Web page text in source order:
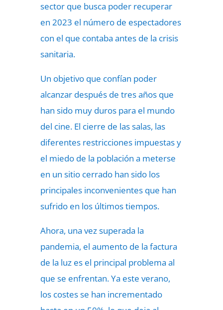
sector que busca poder recuperar
en 2023 el número de espectadores
con el que contaba antes de la crisis
sanitaria.
Un objetivo que confían poder
alcanzar después de tres años que
han sido muy duros para el mundo
del cine. El cierre de las salas, las
diferentes restricciones impuestas y
el miedo de la población a meterse
en un sitio cerrado han sido los
principales inconvenientes que han
sufrido en los últimos tiempos.
Ahora, una vez superada la
pandemia, el aumento de la factura
de la luz es el principal problema al
que se enfrentan. Ya este verano,
los costes se han incrementado